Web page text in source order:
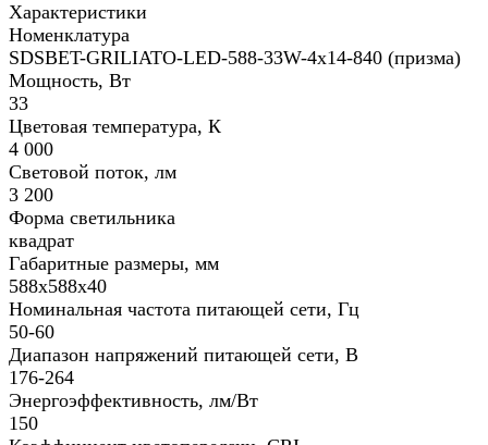
Характеристики
Номенклатура
SDSBET-GRILIATO-LED-588-33W-4x14-840 (призма)
Мощность, Вт
33
Цветовая температура, К
4 000
Световой поток, лм
3 200
Форма светильника
квадрат
Габаритные размеры, мм
588х588х40
Номинальная частота питающей сети, Гц
50-60
Диапазон напряжений питающей сети, В
176-264
Энергоэффективность, лм/Вт
150